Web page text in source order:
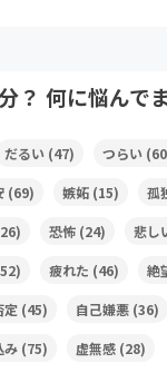
？ 何に悩んで
だるい(47) つらい
(69) 嫉妬(15) 孤
恐怖(24) 悲し
疲れた (46) 絶
定 (45) 自己嫌悪(36)
み(75) 虚無感(28)